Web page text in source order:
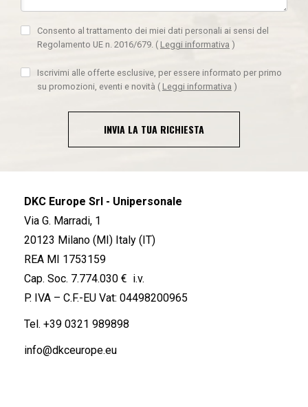
Consento al trattamento dei miei dati personali ai sensi del
Regolamento UE n. 2016/679. ( Leggi informativa )
Iscrivimi alle offerte esclusive, per essere informato per primo
su promozioni, eventi e novità ( Leggi informativa )
INVIA LA TUA RICHIESTA
DKC Europe Srl - Unipersonale
Via G. Marradi, 1
20123 Milano (MI) Italy (IT)
REA MI 1753159
Cap. Soc. 7.774.030 € i.v.
P. IVA – C.F.-EU Vat: 04498200965
Tel. +39 0321 989898
info@dkceurope.eu